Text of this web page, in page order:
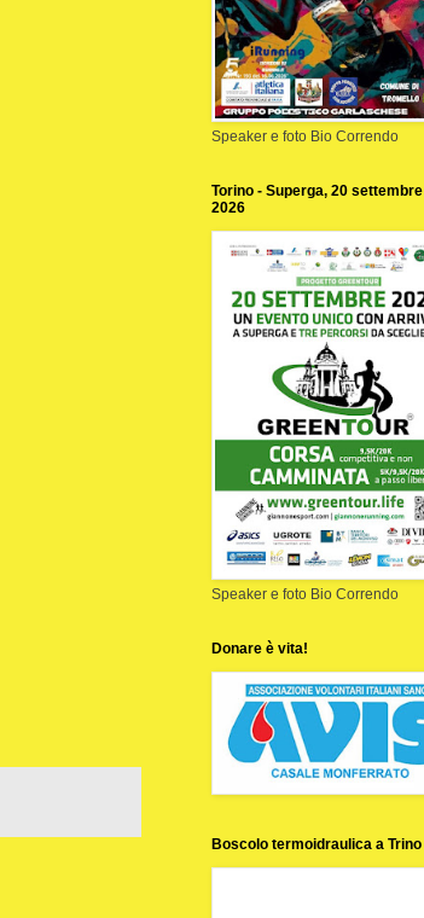
Speaker e foto Bio Correndo
Torino - Superga, 20 settembre
2026
Speaker e foto Bio Correndo
Donare è vita!
Boscolo termoidraulica a Trino